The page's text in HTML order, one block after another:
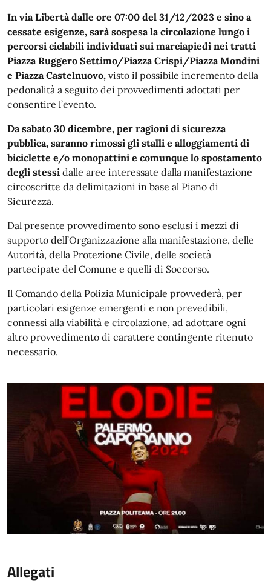
In via Libertà dalle ore 07:00 del 31/12/2023 e sino a
cessate esigenze, sarà sospesa la circolazione lungo i
percorsi ciclabili individuati sui marciapiedi nei tratti
Piazza Ruggero Settimo/Piazza Crispi/Piazza Mondini
e Piazza Castelnuovo, visto il possibile incremento della
pedonalità a seguito dei provvedimenti adottati per
consentire l’evento.
Da sabato 30 dicembre, per ragioni di sicurezza
pubblica, saranno rimossi gli stalli e alloggiamenti di
biciclette e/o monopattini e comunque lo spostamento
degli stessi dalle aree interessate dalla manifestazione
circoscritte da delimitazioni in base al Piano di
Sicurezza.
Dal presente provvedimento sono esclusi i mezzi di
supporto dell’Organizzazione alla manifestazione, delle
Autorità, della Protezione Civile, delle società
partecipate del Comune e quelli di Soccorso.
Il Comando della Polizia Municipale provvederà, per
particolari esigenze emergenti e non prevedibili,
connessi alla viabilità e circolazione, ad adottare ogni
altro provvedimento di carattere contingente ritenuto
necessario.
Allegati